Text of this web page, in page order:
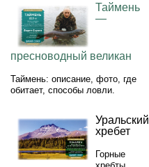
Таймень
—
пресноводный великан
Таймень: описание, фото, где
обитает, способы ловли.
Уральский
хребет
Горные